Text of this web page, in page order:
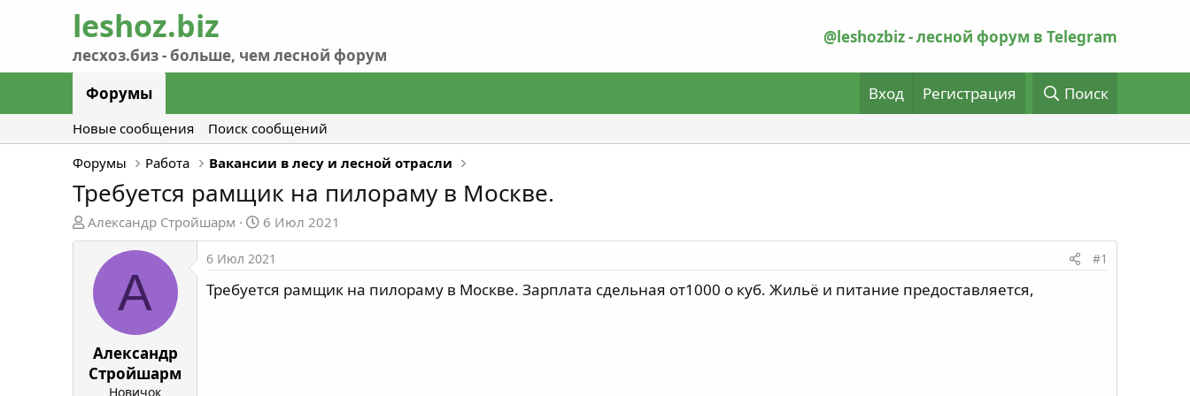
@leshozbiz - лесной форум в Telegram
Форумы Вход Регистрация Поиск
Новые сообщения
Поиск сообщений
Форумы
Работа Вакансии в лесу и лесной отрасли
Требуется рамщик на пилораму в Москве.
А
в
о
р
м
ы
Александр Стройшарм
Д
а
т
н
6 Июл 2021
А
Александр
Стройшарм
Новичок
6 Июл 2021 #1
Требуется рамщик на пилораму в Москве. Зарплата сдельная от1000 о куб. Жильё и питание предоставляется,